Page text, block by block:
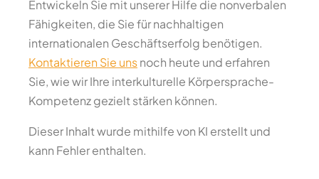
Entwickeln Sie mit unserer Hilfe die nonverbalen
Fähigkeiten, die Sie für nachhaltigen
internationalen Geschäftserfolg benötigen.
Kontaktieren Sie unsnoch heute und erfahren
Sie, wie wir Ihre interkulturelle Körpersprache-
Kompetenz gezielt stärken können.
Dieser Inhalt wurde mithilfe von KI erstellt und
kann Fehler enthalten.